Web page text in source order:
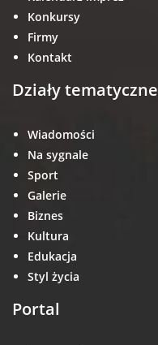
Konkursy
Firmy
Kontakt
Działy tematyczne
Wiadomości
Na sygnale
Sport
Galerie
Biznes
Kultura
Edukacja
Styl życia
Portal